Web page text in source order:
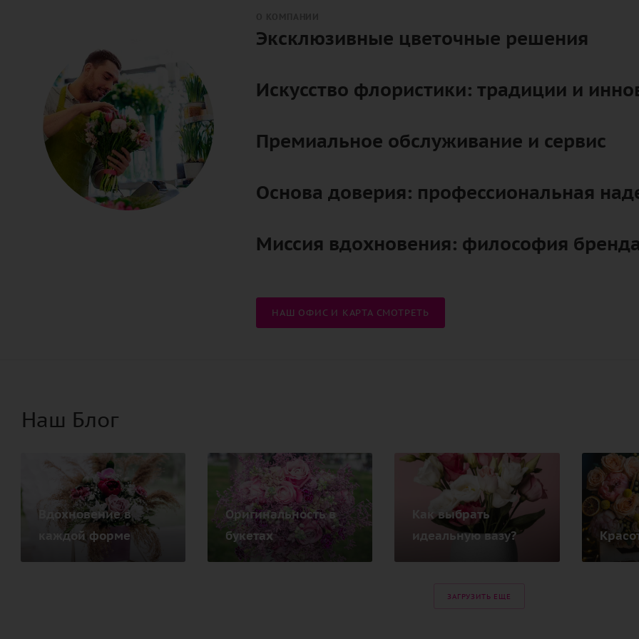
Эксклюзивные цветочные решения
Искусство флористики: традиции и
Премиальное обслуживание и сервис
Основа доверия: профессиональная
Миссия вдохновения: философия бренда
НАШ ОФИС И КАРТА СМОТРЕТЬ
Наш Блог
Вдохновение в
каждой форме
Оригинальность в
букетах
Как выбрать
идеальную вазу?
ЗАГРУЗИТЬ ЕЩЕ